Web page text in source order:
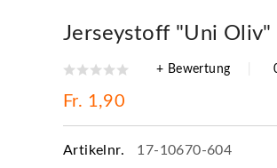
Jerseystoff "Uni Oliv"
+ Bewertung
Fr. 1,90
Artikelnr. 17-10670-604